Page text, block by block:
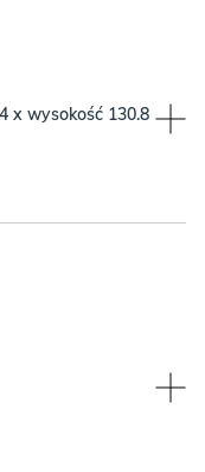
x wysokość 130.8